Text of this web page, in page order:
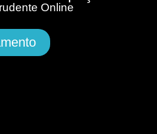
Online